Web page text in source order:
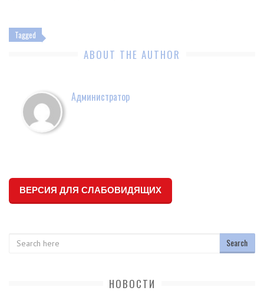
Tagged
ABOUT THE AUTHOR
Администратор
ВЕРСИЯ ДЛЯ СЛАБОВИДЯЩИХ
НОВОСТИ